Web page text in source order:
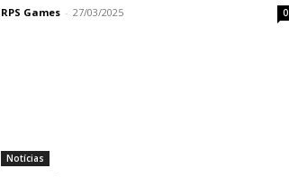
RPS Games - 27/03/2025 0
Notícias